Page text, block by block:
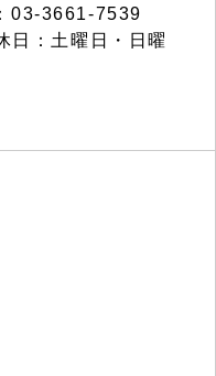
03-3661-7539
日：土曜日・日曜